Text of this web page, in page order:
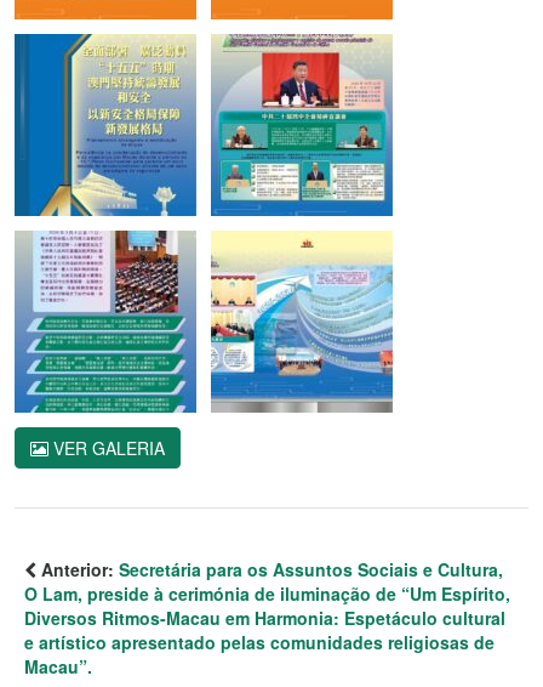
VER GALERIA
Anterior: Secretária para os Assuntos Sociais e Cultura,
O Lam, preside à cerimónia de iluminação de “Um Espírito,
Diversos Ritmos-Macau em Harmonia: Espetáculo cultural
e artístico apresentado pelas comunidades religiosas de
Macau”.